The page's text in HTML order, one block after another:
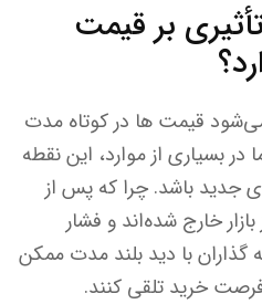
بر قیمت
قیمت ها در کوتاه مدت
بسیاری از موارد، این نقطه
جدید باشد. چرا که پس از
خارج شده‌اند و فشار
با دید بلند مدت ممکن
خرید تلقی کنند.